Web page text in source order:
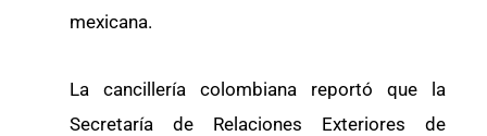
mexicana.
La cancillería colombiana reportó que la
Secretaría de Relaciones Exteriores de